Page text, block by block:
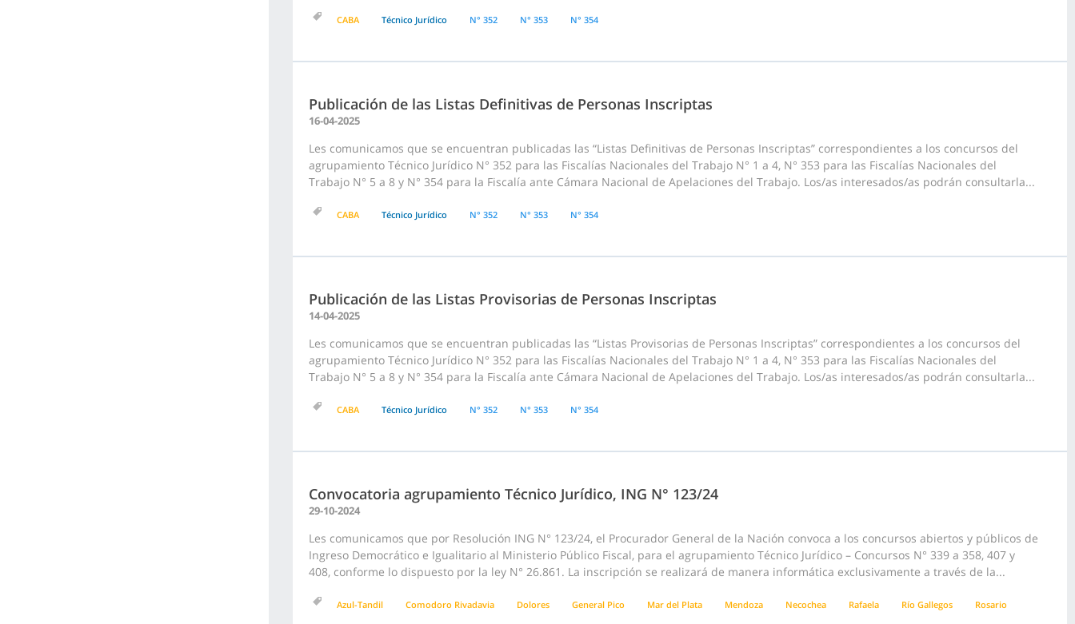
CABA Técnico Jurídico N° 352 N° 353 N° 354
Publicación de las Listas Definitivas de Personas Inscriptas
16-04-2025
Les comunicamos que se encuentran publicadas las “Listas Definitivas de Personas Inscriptas” correspondientes a los concursos del
agrupamiento Técnico Jurídico N° 352 para las Fiscalías Nacionales del Trabajo N° 1 a 4, N° 353 para las Fiscalías Nacionales del
Trabajo N° 5 a 8 y N° 354 para la Fiscalía ante Cámara Nacional de Apelaciones del Trabajo. Los/as interesados/as podrán consultarla...
CABA Técnico Jurídico N° 352 N° 353 N° 354
Publicación de las Listas Provisorias de Personas Inscriptas
14-04-2025
Les comunicamos que se encuentran publicadas las “Listas Provisorias de Personas Inscriptas” correspondientes a los concursos del
agrupamiento Técnico Jurídico N° 352 para las Fiscalías Nacionales del Trabajo N° 1 a 4, N° 353 para las Fiscalías Nacionales del
Trabajo N° 5 a 8 y N° 354 para la Fiscalía ante Cámara Nacional de Apelaciones del Trabajo. Los/as interesados/as podrán consultarla...
CABA Técnico Jurídico N° 352 N° 353 N° 354
Convocatoria agrupamiento Técnico Jurídico, ING N° 123/24
29-10-2024
Les comunicamos que por Resolución ING N° 123/24, el Procurador General de la Nación convoca a los concursos abiertos y públicos de
Ingreso Democrático e Igualitario al Ministerio Público Fiscal, para el agrupamiento Técnico Jurídico – Concursos N° 339 a 358, 407 y
408, conforme lo dispuesto por la ley N° 26.861. La inscripción se realizará de manera informática exclusivamente a través de la...
Azul-Tandil Comodoro Rivadavia Dolores General Pico Mar del Plata Mendoza Necochea Rafaela Río Gallegos Rosario